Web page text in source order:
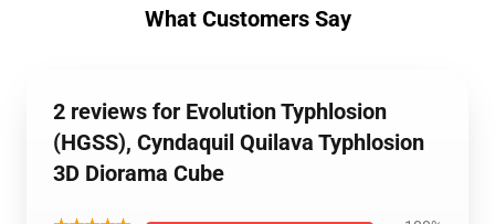
What Customers Say
2 reviews for Evolution Typhlosion
(HGSS), Cyndaquil Quilava Typhlosion
3D Diorama Cube